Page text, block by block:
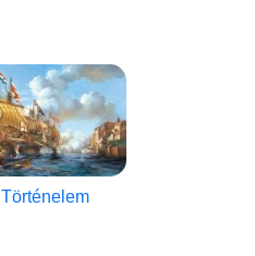
Történelem